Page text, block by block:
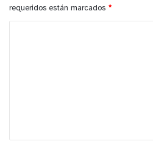
requeridos están marcados *
a